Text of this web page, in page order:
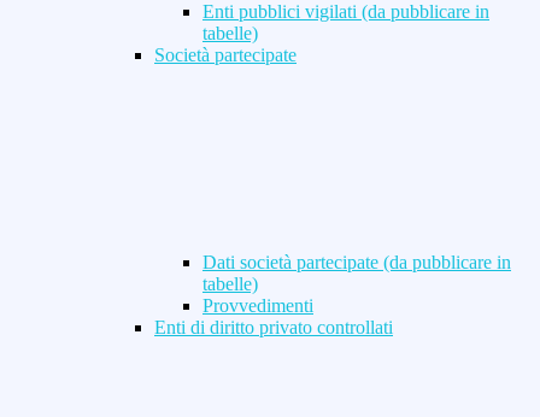
Enti pubblici vigilati (da pubblicare in
tabelle)
Società partecipate
Dati società partecipate (da pubblicare in
tabelle)
Provvedimenti
Enti di diritto privato controllati